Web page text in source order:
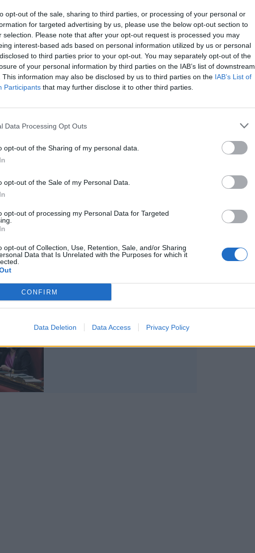
opt-out of the sale, sharing to third parties, or processing of your personal or
for targeted advertising by us, please use the below opt-out section to
selection. Please note that after your opt-out request is processed you may
interest-based ads based on personal information utilized by us or personal
to third parties prior to your opt-out. You may separately opt-out of the
of your personal information by third parties on the IAB’s list of downstream
This information may also be disclosed by us to third parties on the IAB’s List of
Participants that may further disclose it to other third parties.
Data Processing Opt Outs
opt-out of the Sharing of my personal data.
opt-out of the Sale of my Personal Data.
opt-out of processing my Personal Data for Targeted
opt-out of Collection, Use, Retention, Sale, and/or Sharing
Data that Is Unrelated with the Purposes for which it
CONFIRM
Data Deletion Data Access Privacy Policy
segreti
costituzione di una apposita
di centrodestra - valutata
anche alla luce di quanto
lavori della Commissione Antimafia.
necessari per l’istituzione di una nuova
d’inchiesta non possono far venire
di ottenere immediata chiarezza e
a fatti che sono, come ha detto in
il procuratore Cantone, di ’una
Ci sarà quindi tempo per far
sul dossieraggio, prima si
sviluppi dalla Procura di Perugia.
parlamentare fa paura